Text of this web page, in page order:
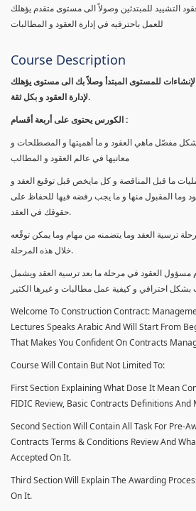
التشييد للمبتدئين وصولاً الى مستوى متقدم يؤهلك
للعمل باحترفيه في إدارة العقود و المطالبات
Course Description
للمستوى المبتدأ وصلاً بك الى مستوى يؤهلك
لإدارة العقود و بكل ثقة.
الكورس يحتوى على أربعة أقسام :
مفصّل ماهي العقود و ما أهميتها و المصطلحات و
معانيها في عالم العقود و المطالب
ما قبل المناقصة و كل مايخص قبل توقيع العقد و
وما المقبول منها و ما يجب رفضه فيها للحفاظ على
حقوقك في العقد.
ترسية العقد وما يتضمنه من مهام وما يمكن توقًعه
خلال هذه المرحلة.
العقود في مرحلة ما بعد ترسية العقد ويشمل
Welcome To Construction Contract:
Lectures Speaks Arabic And Will Start From
That Makes You Confident On Contracts
Course Will Contain But Not Limited To:
First Section Explaining What Dose It Mean
FIDIC Review, Basic Contracts Definitions And
Second Section Will Contain All Task For Pre-
Contracts Terms & Conditions Review And
Accepted On It.
Third Section Will Explain The Awarding
On It.